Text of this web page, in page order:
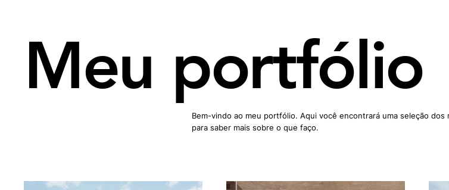
Meu portfólio
Bem-vindo ao meu portfólio. Aqui você encontrará uma seleção
para saber mais sobre o que faço.